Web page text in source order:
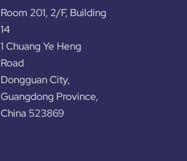
Room 201, 2/F, Building
14
1 Chuang Ye Heng
Road
Dongguan City,
Guangdong Province,
China 523869